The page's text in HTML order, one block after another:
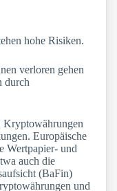
hohe Risiken.
verloren gehen
durch
Kryptowährungen
Europäische
Wertpapier- und
auch die
(BaFin)
und